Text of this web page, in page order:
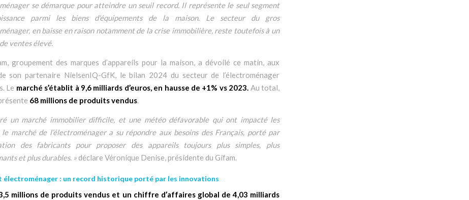
se démarque pour atteindre un seuil record. Il représente le seul segment
parmi les biens d’équipements de la maison. Le secteur du gros
en baisse en raison notamment de la crise immobilière, reste toutefois à un
ventes élevé.
groupement des marques d’appareils pour la maison, a dévoilé ce matin, aux
son partenaire NielsenIQ-GfK, le bilan 2024 du secteur de l’électroménager
Le marché s’établit à 9,6 milliards d’euros, en hausse de +1% vs 2023. Au total,
68 millions de produits vendus.
un marché immobilier difficile, et une météo défavorable qui ont impacté les
le marché de l’électroménager a su répondre aux besoins des Français, porté par
des fabricants pour proposer des appareils toujours plus simples, plus
et plus durables. » déclare Véronique Denise, présidente du Gifam.
électroménager : un record historique porté par les innovations
millions de produits vendus et un chiffre d’affaires global de 4,03 milliards